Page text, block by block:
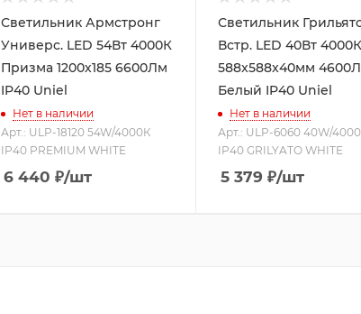
Светильник Армстронг
Универс. LED 54Вт 4000К
Призма 1200х185 6600Лм
IP40 Uniel
Нет в наличии
Арт.: ULP-18120 54W/4000К
IP40 PREMIUM WHITE
6 440 ₽/шт
Светильник
Встр. LED 40Вт 4000К
588x588x40мм
Белый IP40 Uniel
Нет в наличии
Арт.: ULP-6060 40W/
IP40 GRILYATO WHITE
5 379 ₽/шт